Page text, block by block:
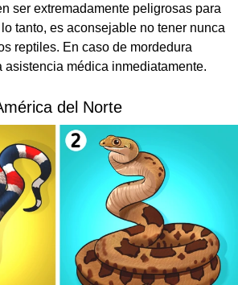
ser extremadamente peligrosas para
tanto, es aconsejable no tener nunca
reptiles. En caso de mordedura
asistencia médica inmediatamente.
del Norte